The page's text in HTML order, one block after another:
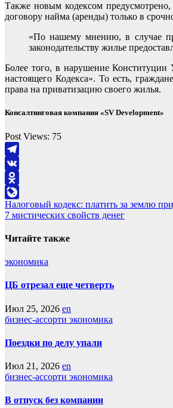
Также новым кодексом
договору найма (аренды) только в
«По нашему мнению, в случае
законодательству жилье
Более того, в нарушение Конституции
настоящего Кодекса». То есть,
права на приватизацию своего жилья.
Консалтинговая компания «SV Development»
Post Views: 75
Telegram
VK
Odnoklassniki
LiveJournal
Навигация
по
записям
Налоговый кодекс: платить за землю
7 мистических свойств денег
Читайте также
экономика
ЦБ отрезал еще четверть
Июл 25, 2026 en
бизнес-ассорти экономика
Поездки по делу упали
Июл 21, 2026 en
бизнес-ассорти экономика
В отпуск без компании